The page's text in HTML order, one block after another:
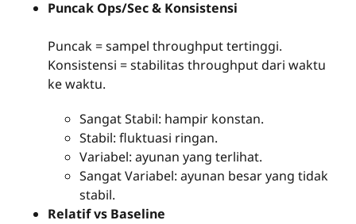
Puncak Ops/Sec & Konsistensi
Puncak = sampel throughput tertinggi.
Konsistensi = stabilitas throughput dari waktu
ke waktu.
Sangat Stabil: hampir konstan.
Stabil: fluktuasi ringan.
Variabel: ayunan yang terlihat.
Sangat Variabel: ayunan besar yang tidak
stabil.
Relatif vs Baseline